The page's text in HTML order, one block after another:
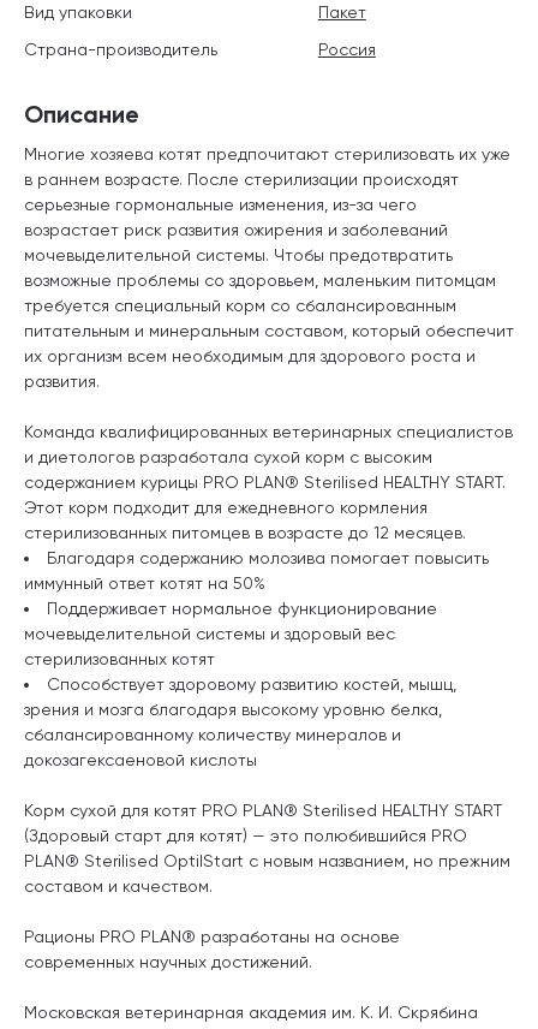
Описание
Многие хозяева котят предпочитают стерилизовать их уже
в раннем возрасте. После стерилизации происходят
серьезные гормональные изменения, из-за чего
возрастает риск развития ожирения и заболеваний
мочевыделительной системы. Чтобы предотвратить
возможные проблемы со здоровьем, маленьким питомцам
требуется специальный корм со сбалансированным
питательным и минеральным составом, который обеспечит
их организм всем необходимым для здорового роста и
развития.
Команда квалифицированных ветеринарных специалистов
и диетологов разработала сухой корм с высоким
содержанием курицы PRO PLAN® Sterilised HEALTHY START.
Этот корм подходит для ежедневного кормления
стерилизованных питомцев в возрасте до 12 месяцев.
Благодаря содержанию молозива помогает повысить
иммунный ответ котят на 50%
Поддерживает нормальное функционирование
мочевыделительной системы и здоровый вес
стерилизованных котят
Способствует здоровому развитию костей, мышц,
зрения и мозга благодаря высокому уровню белка,
сбалансированному количеству минералов и
докозагексаеновой кислоты
Корм сухой для котят PRO PLAN® Sterilised HEALTHY START
(Здоровый старт для котят) — это полюбившийся PRO
PLAN® Sterilised OptiIStart с новым названием, но прежним
составом и качеством.
Рационы PRO PLAN® разработаны на основе
современных научных достижений.
Московская ветеринарная академия им. К. И. Скрябина
Вид упаковки
Пакет
Страна-производитель
Россия